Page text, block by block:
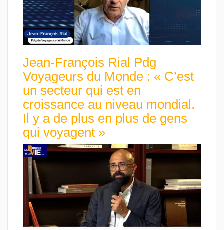
Jean-François Rial Pdg
Voyageurs du Monde : « C’est
un secteur qui est en
croissance au niveau mondial.
Il y a de plus en plus de gens
qui voyagent »